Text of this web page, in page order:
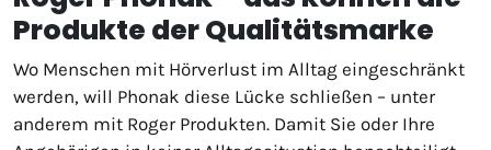
Produkte der Qualitätsmarke
Wo Menschen mit Hörverlust im Alltag eingeschränkt
werden, will Phonak diese Lücke schließen – unter
anderem mit Roger Produkten. Damit Sie oder Ihre